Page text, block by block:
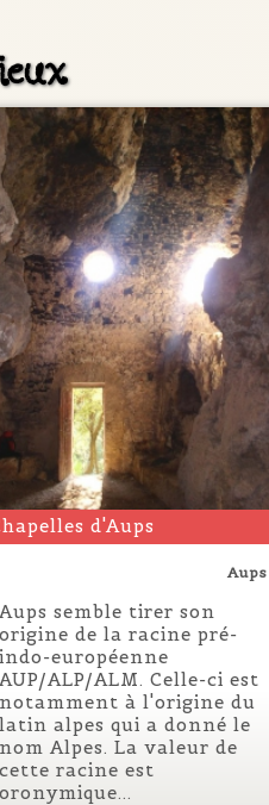
d'Aups
Aups
Aups semble tirer son
origine de la racine pré-
indo-européenne
AUP/ALP/ALM. Celle-ci est
notamment à l'origine du
latin alpes qui a donné le
nom Alpes. La valeur de
cette racine est
oronymique...